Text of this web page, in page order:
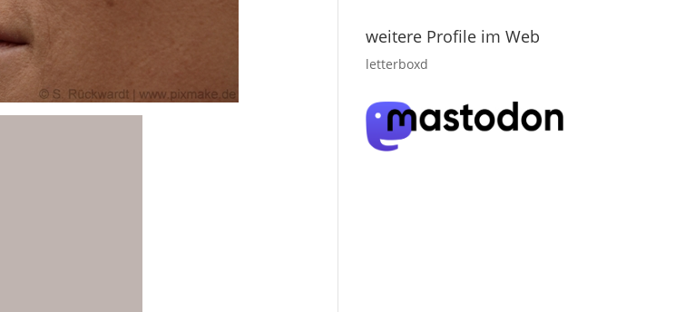
weitere Profile im Web
letterboxd